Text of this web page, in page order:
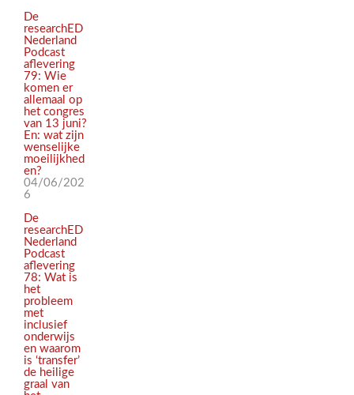
De
researchED
Nederland
Podcast
aflevering
79: Wie
komen er
allemaal op
het congres
van 13 juni?
En: wat zijn
wenselijke
moeilijkhed
en?
04/06/202
6
De
researchED
Nederland
Podcast
aflevering
78: Wat is
het
probleem
met
inclusief
onderwijs
en waarom
is ‘transfer’
de heilige
graal van